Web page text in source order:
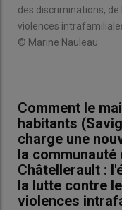
des discriminations,
violences
© Marine Nauleau
Comment le
habitants
charge une
la communauté
Châtellerault :
la lutte contre
violences